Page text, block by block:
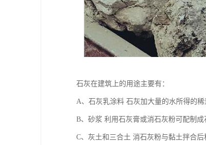
石灰在建筑上的用途主要有：
A、石灰乳涂料 石灰加大量的水所得的
B、砂浆 利用石灰膏或消石灰粉可配制
C、灰土和三合土 消石灰粉与黏土拌合